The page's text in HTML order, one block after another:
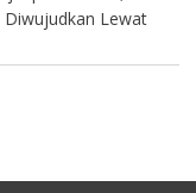
Diwujudkan Lewat